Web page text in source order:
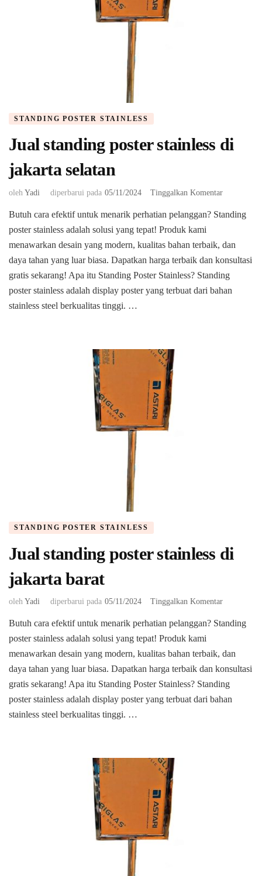
STANDING POSTER STAINLESS
Jual standing poster stainless di
jakarta selatan
oleh Yadi diperbarui pada 05/11/2024 Tinggalkan Komentarpada
standing
stainless
jakarta
selatan
Butuh cara efektif untuk menarik perhatian pelanggan? Standing
poster stainless adalah solusi yang tepat! Produk kami
menawarkan desain yang modern, kualitas bahan terbaik, dan
daya tahan yang luar biasa. Dapatkan harga terbaik dan konsultasi
gratis sekarang! Apa itu Standing Poster Stainless? Standing
poster stainless adalah display poster yang terbuat dari bahan
stainless steel berkualitas tinggi. …
STANDING POSTER STAINLESS
Jual standing poster stainless di
jakarta barat
oleh Yadi diperbarui pada 05/11/2024 Tinggalkan Komentarpada
standing
stainless
jakarta
barat
Butuh cara efektif untuk menarik perhatian pelanggan? Standing
poster stainless adalah solusi yang tepat! Produk kami
menawarkan desain yang modern, kualitas bahan terbaik, dan
daya tahan yang luar biasa. Dapatkan harga terbaik dan konsultasi
gratis sekarang! Apa itu Standing Poster Stainless? Standing
poster stainless adalah display poster yang terbuat dari bahan
stainless steel berkualitas tinggi. …